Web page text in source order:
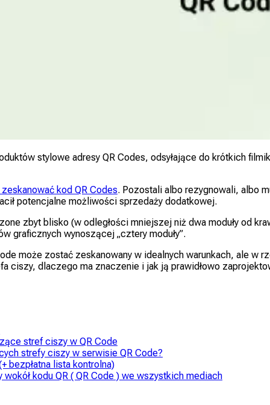
stylowe adresy QR Codes, odsyłające do krótkich
kod QR Codes. Pozostali albo rezygnowali, albo
potencjalne możliwości sprzedaży dodatkowej.
zbyt blisko (w odległości mniejszej niż dwa moduły od
graficznych wynoszącej „cztery moduły”.
może zostać zeskanowany w idealnych warunkach, ale
ciszy, dlaczego ma znaczenie i jak ją prawidłowo
stref ciszy w QR Code
strefy ciszy w serwisie QR Code?
bezpłatna lista kontrolna)
kodu QR ( QR Code ) we wszystkich mediach